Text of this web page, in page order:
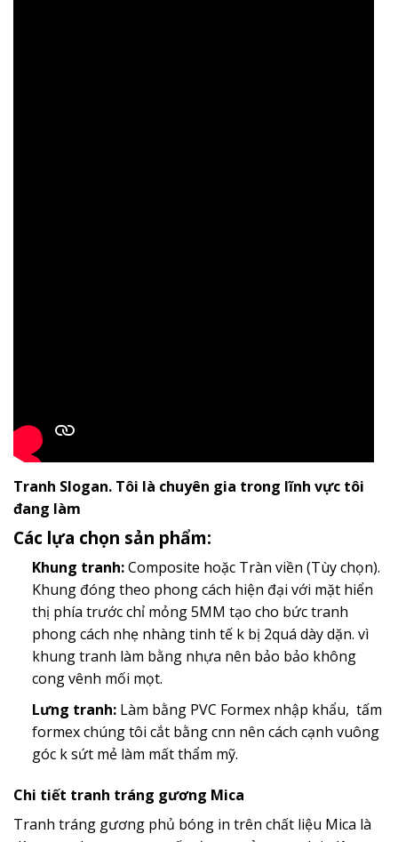
Tranh Slogan. Tôi là chuyên gia trong lĩnh vực tôi
đang làm
Các lựa chọn sản phẩm:
Khung tranh:Composite hoặc Tràn viền (Tùy chọn).
Khung đóng theo phong cách hiện đại với mặt hiển
thị phía trước chỉ mỏng 5MM tạo cho bức tranh
phong cách nhẹ nhàng tinh tế k bị 2quá dày dặn. vì
khung tranh làm bằng nhựa nên bảo bảo không
cong vênh mối mọt.
Lưng tranh:Làm bằng PVC Formex nhập khẩu, tấm
formex chúng tôi cắt bằng cnn nên cách cạnh vuông
góc k sứt mẻ làm mất thẩm mỹ.
Chi tiết tranh tráng gương Mica
Tranh tráng gương phủ bóng in trên chất liệu Mica là